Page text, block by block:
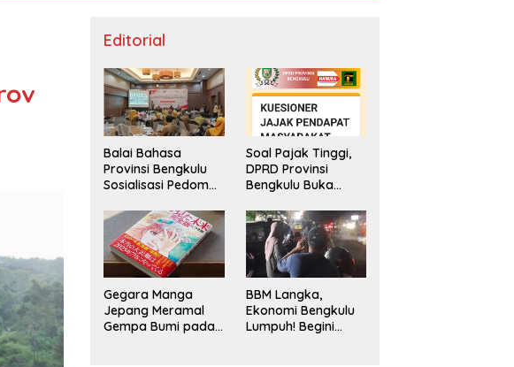
Editorial
Balai Bahasa
Provinsi Bengkulu
Sosialisasi Pedoman
Penggunaan
Bahasa Indonesia
Soal Pajak Tinggi,
DPRD Provinsi
Bengkulu Buka
Pengaduan
Masyarakat
Gegara Manga
Jepang Meramal
Gempa Bumi pada
BBM Langka,
Ekonomi Bengkulu
Lumpuh! Begini